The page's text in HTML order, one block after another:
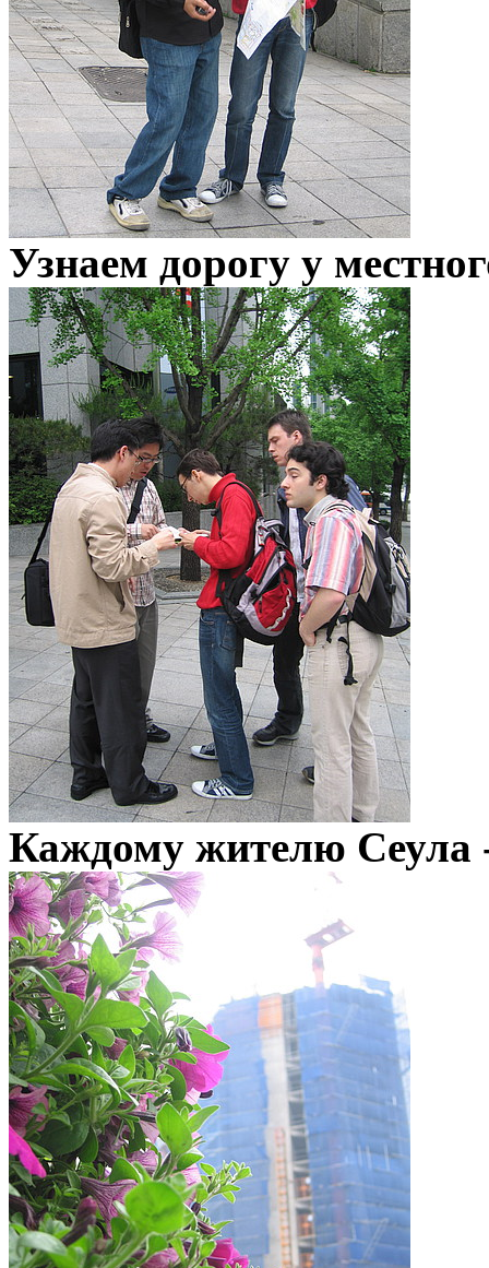
Узнаем дорогу у
Каждому жителю Сеула